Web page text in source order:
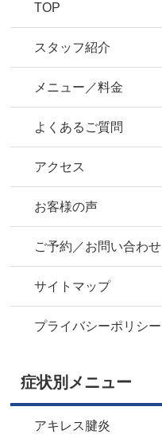
TOP
スタッフ紹介
メニュー／料金
よくあるご質問
アクセス
お客様の声
ご予約／お問い合わせ
サイトマップ
プライバシーポリシー
症状別メニュー
アキレス腱炎